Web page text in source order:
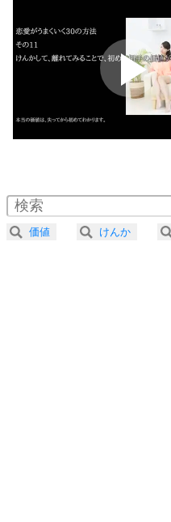
いらいらし
ポジティ
ポジティブ
ストレス対
人生、な
気楽に生きる
4 器の大き
2.0倍速 （248KB 1分
2.5倍速 （198KB 50
3.0倍速 （165KB 42秒
価値 けんか